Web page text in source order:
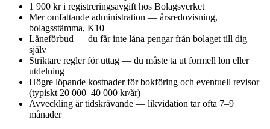
1 900 kr i registreringsavgift hos Bolagsverket
Mer omfattande administration — årsredovisning,
bolagsstämma, K10
Låneförbud — du får inte låna pengar från bolaget till dig
själv
Striktare regler för uttag — du måste ta ut formell lön eller
utdelning
Högre löpande kostnader för bokföring och eventuell revisor
(typiskt 20 000–40 000 kr/år)
Avveckling är tidskrävande — likvidation tar ofta 7–9
månader